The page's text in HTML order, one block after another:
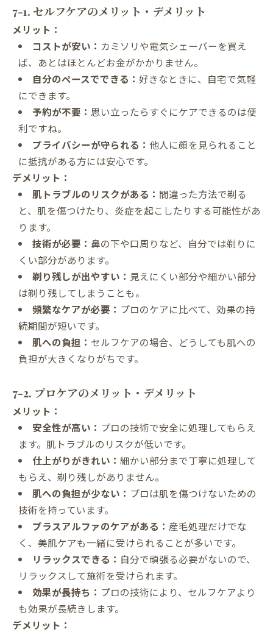
7-1. セルフケアのメリット・デメリット
メリット：
コストが安い： カミソリや電気シェーバーを買え
ば、あとはほとんどお金がかかりません。
自分のペースでできる： 好きなときに、自宅で気軽
にできます。
予約が不要： 思い立ったらすぐにケアできるのは便
利ですね。
プライバシーが守られる： 他人に顔を見られること
に抵抗がある方には安心です。
デメリット：
肌トラブルのリスクがある： 間違った方法で剃る
と、肌を傷つけたり、炎症を起こしたりする可能性があ
ります。
技術が必要： 鼻の下や口周りなど、自分では剃りに
くい部分があります。
剃り残しが出やすい： 見えにくい部分や細かい部分
は剃り残してしまうことも。
頻繁なケアが必要： プロのケアに比べて、効果の持
続期間が短いです。
肌への負担： セルフケアの場合、どうしても肌への
負担が大きくなりがちです。
7-2. プロケアのメリット・デメリット
メリット：
安全性が高い： プロの技術で安全に処理してもらえ
ます。肌トラブルのリスクが低いです。
仕上がりがきれい： 細かい部分まで丁寧に処理して
もらえ、剃り残しがありません。
肌への負担が少ない： プロは肌を傷つけないための
技術を持っています。
プラスアルファのケアがある： 産毛処理だけでな
く、美肌ケアも一緒に受けられることが多いです。
リラックスできる： 自分で頑張る必要がないので、
リラックスして施術を受けられます。
効果が長持ち： プロの技術により、セルフケアより
も効果が長続きします。
デメリット：